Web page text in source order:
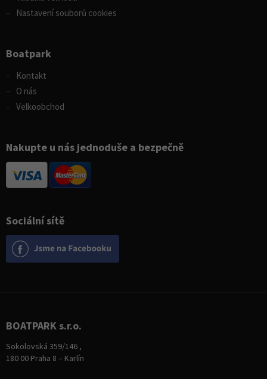
Sociální sítě
Nastavení souborů cookies
Boatpark
Kontakt
O nás
Velkoobchod
Nakupte u nás jednoduše a bezpečně
BOATPARK s.r.o.
Sokolovská 359/146 ,
180 00 Praha 8 – Karlín